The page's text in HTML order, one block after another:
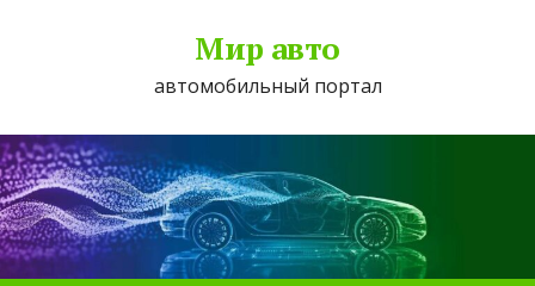
Мир авто
автомобильный портал